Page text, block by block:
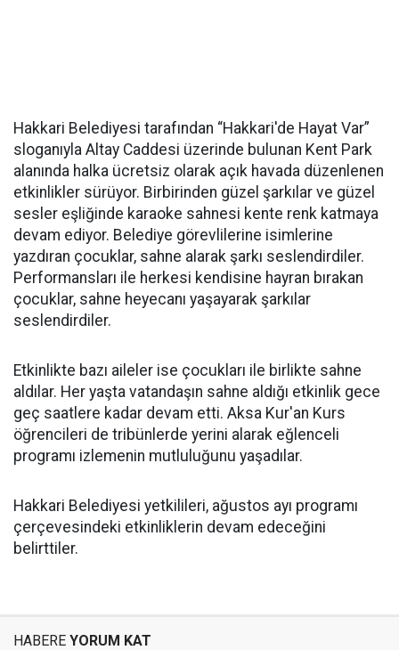
Hakkari Belediyesi tarafından “Hakkari'de Hayat Var”
sloganıyla Altay Caddesi üzerinde bulunan Kent Park
alanında halka ücretsiz olarak açık havada düzenlenen
etkinlikler sürüyor. Birbirinden güzel şarkılar ve güzel
sesler eşliğinde karaoke sahnesi kente renk katmaya
devam ediyor. Belediye görevlilerine isimlerine
yazdıran çocuklar, sahne alarak şarkı seslendirdiler.
Performansları ile herkesi kendisine hayran bırakan
çocuklar, sahne heyecanı yaşayarak şarkılar
seslendirdiler.
Etkinlikte bazı aileler ise çocukları ile birlikte sahne
aldılar. Her yaşta vatandaşın sahne aldığı etkinlik gece
geç saatlere kadar devam etti. Aksa Kur'an Kurs
öğrencileri de tribünlerde yerini alarak eğlenceli
programı izlemenin mutluluğunu yaşadılar.
Hakkari Belediyesi yetkilileri, ağustos ayı programı
çerçevesindeki etkinliklerin devam edeceğini
belirttiler.
HABERE YORUM KAT